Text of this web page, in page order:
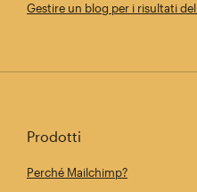
Gestire un blog per i risultati
Prodotti
Perché Mailchimp?